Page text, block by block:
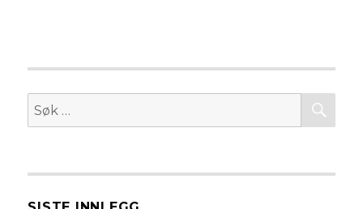
Søk
etter: